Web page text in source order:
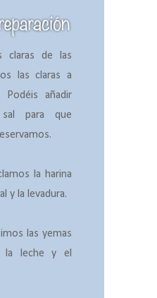
claras de las
las claras a
añadir
para que
la harina
y la levadura.
las yemas
la leche y el